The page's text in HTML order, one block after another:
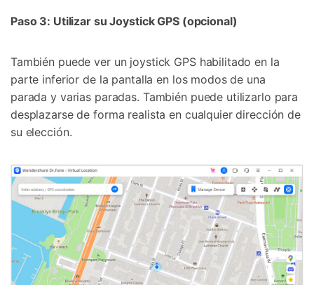
Paso 3: Utilizar su Joystick GPS (opcional)
También puede ver un joystick GPS habilitado en la
parte inferior de la pantalla en los modos de una
parada y varias paradas. También puede utilizarlo para
desplazarse de forma realista en cualquier dirección de
su elección.